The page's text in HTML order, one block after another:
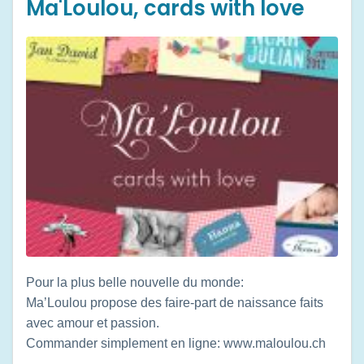
Ma'Loulou, cards with love
Pour la plus belle nouvelle du monde:
Ma’Loulou propose des faire-part de naissance faits
avec amour et passion.
Commander simplement en ligne: www.maloulou.ch